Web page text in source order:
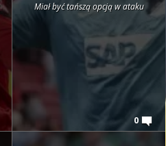
Miał być tańszą opcją w ataku
0